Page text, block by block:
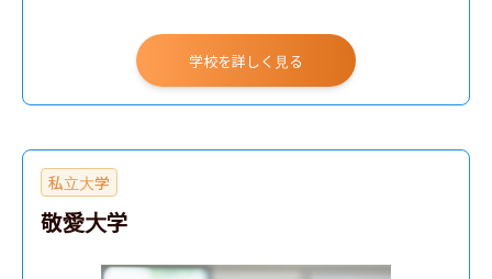
学校を詳しく見る
私立大学
敬愛大学